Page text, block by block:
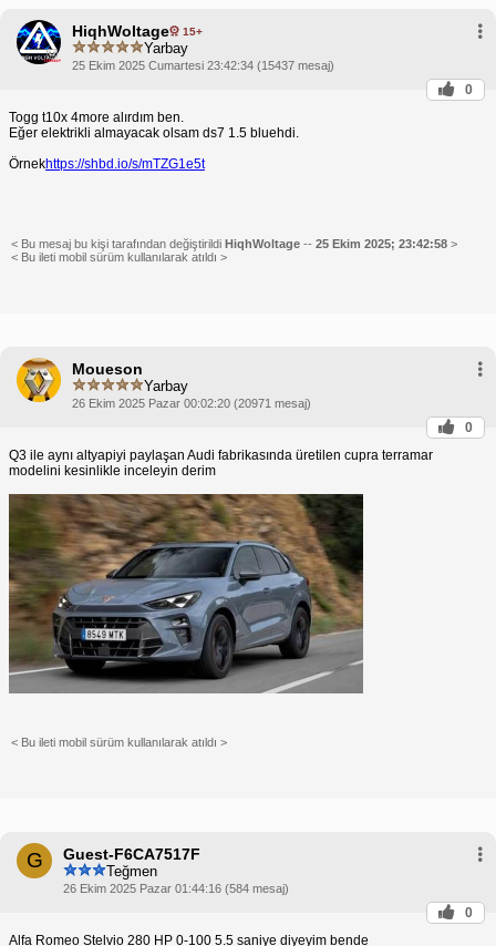
HiqhWoltage 15+
Yarbay
25 Ekim 2025 Cumartesi 23:42:34 (15437 mesaj)
0
Togg t10x 4more alırdım ben.
Eğer elektrikli almayacak olsam ds7 1.5 bluehdi.
Örnekhttps://shbd.io/s/mTZG1e5t
< Bu mesaj bu kişi tarafından değiştirildi HiqhWoltage -- 25 Ekim 2025; 23:42:58 >
< Bu ileti mobil sürüm kullanılarak atıldı >
Moueson
Yarbay
26 Ekim 2025 Pazar 00:02:20 (20971 mesaj)
0
Q3 ile aynı altyapiyi paylaşan Audi fabrikasında üretilen cupra terramar
modelini kesinlikle inceleyin derim
< Bu ileti mobil sürüm kullanılarak atıldı >
G Guest-F6CA7517F
Teğmen
26 Ekim 2025 Pazar 01:44:16 (584 mesaj)
0
Alfa Romeo Stelvio 280 HP 0-100 5.5 saniye diyeyim bende